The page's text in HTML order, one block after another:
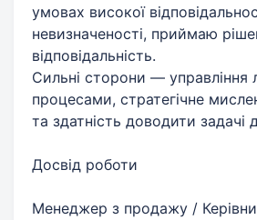
умовах високої
невизначеності, приймаю
відповідальність.
Сильні сторони —
процесами, стратегічне
та здатність доводити задачі
Досвід роботи
Менеджер з продажу /